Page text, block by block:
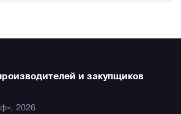
и закупщиков
2026